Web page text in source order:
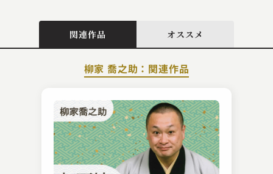
関連作品 オススメ
柳家 喬之助：関連作品